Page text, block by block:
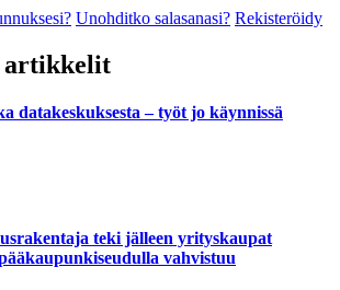
Unohditko salasanasi? Rekisteröidy
artikkelit
datakeskuksesta – työt jo käynnissä
teki jälleen yrityskaupat
pääkaupunkiseudulla vahvistuu